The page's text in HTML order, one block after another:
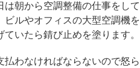
朝から空調整備の仕事をして
ビルやオフィスの大型空調機を
いたら錆び止めを塗ります。
わなければならないので怒ら